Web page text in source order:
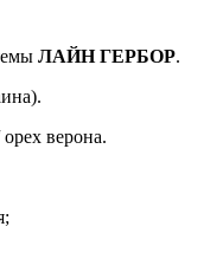
ЛАЙН ГЕРБОР.
верона.